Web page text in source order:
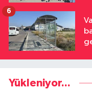
6
Yükleniyor...